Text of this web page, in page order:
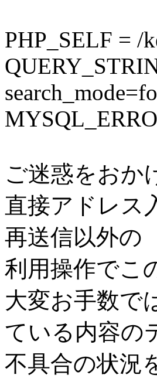
PHP_SELF = /
ご迷惑をおか
直接アドレス
再送信以外の
利用操作でこ
大変お手数で
ている内容の
不具合の状況